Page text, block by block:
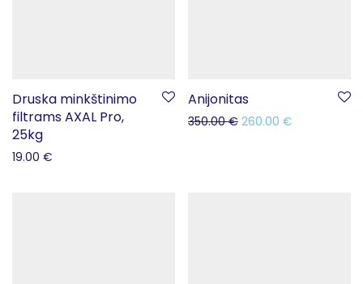
Druska minkštinimo
filtrams AXAL Pro,
25kg
19.00 €
Anijonitas
350.00€ 260.00 €